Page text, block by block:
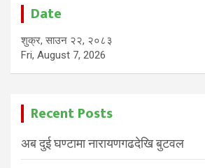
Date
शुक्र, साउन २२, २०८३
Fri, August 7, 2026
Recent Posts
अब दुई घण्टामा नारायणगढदेखि बुटवल